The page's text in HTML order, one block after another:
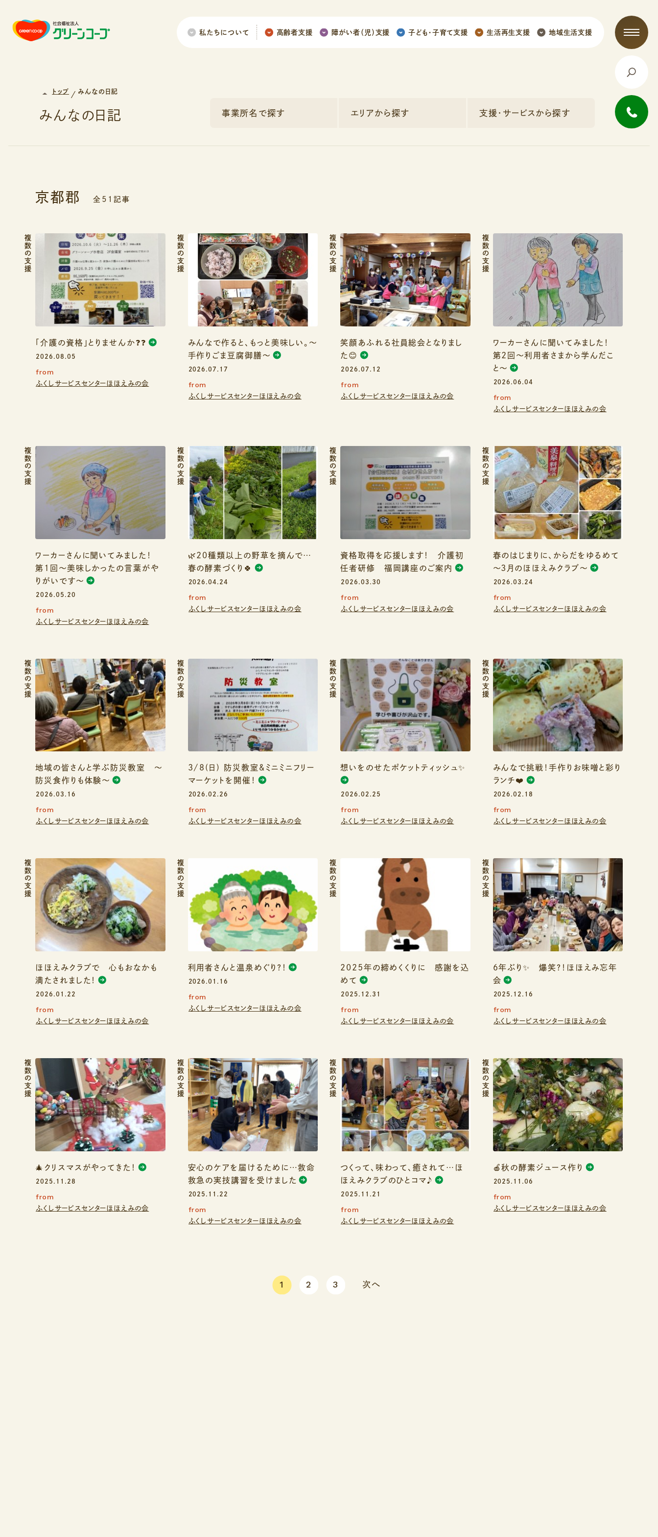
私たちについて 高齢者支援 障がい者（児）支援 子ども ・ 子育て支援 生活再生支援 地域生活支援
トップ みんなの日記
みんなの日記 事業所名で探す エリアから探す 支援・サービスから探す
京都郡 全51記事
「介護の資格」とりませんか❓❓
2026.08.05
from
ふくしサービスセンターほほえみの会
複数の支援
みんなで作ると、もっと美味しい。～
手作りごま豆腐御膳～
2026.07.17
from
ふくしサービスセンターほほえみの会
複数の支援
笑顔あふれる社員総会となりまし
た😊
2026.07.12
from
ふくしサービスセンターほほえみの会
複数の支援
ワーカーさんに聞いてみました！
第2回〜利用者さまから学んだこ
と〜
2026.06.04
from
ふくしサービスセンターほほえみの会
複数の支援
ワーカーさんに聞いてみました！
第1回〜美味しかったの言葉がや
りがいです〜
2026.05.20
from
ふくしサービスセンターほほえみの会
複数の支援
🌿20種類以上の野草を摘んで…
春の酵素づくり🍀
2026.04.24
from
ふくしサービスセンターほほえみの会
複数の支援
資格取得を応援します！ 介護初
任者研修 福岡講座のご案内
2026.03.30
from
ふくしサービスセンターほほえみの会
複数の支援
春のはじまりに、からだをゆるめて
〜3月のほほえみクラブ〜
2026.03.24
from
ふくしサービスセンターほほえみの会
複数の支援
地域の皆さんと学ぶ防災教室 〜
防災食作りも体験〜
2026.03.16
from
ふくしサービスセンターほほえみの会
複数の支援
3/8(日) 防災教室&ミニミニフリー
マーケットを開催！
2026.02.26
from
ふくしサービスセンターほほえみの会
複数の支援
想いをのせたポケットティッシュ✨
2026.02.25
from
ふくしサービスセンターほほえみの会
複数の支援
みんなで挑戦！手作りお味噌と彩り
ランチ❤️
2026.02.18
from
ふくしサービスセンターほほえみの会
複数の支援
ほほえみクラブで 心もおなかも
満たされました！
2026.01.22
from
ふくしサービスセンターほほえみの会
複数の支援
利用者さんと温泉めぐり？！
2026.01.16
from
ふくしサービスセンターほほえみの会
複数の支援
2025年の締めくくりに 感謝を込
めて
2025.12.31
from
ふくしサービスセンターほほえみの会
複数の支援
6年ぶり✨ 爆笑？！ほほえみ忘年
会
2025.12.16
from
ふくしサービスセンターほほえみの会
複数の支援
🎄クリスマスがやってきた！
2025.11.28
from
ふくしサービスセンターほほえみの会
複数の支援
安心のケアを届けるために…救命
救急の実技講習を受けました
2025.11.22
from
ふくしサービスセンターほほえみの会
複数の支援
つくって、味わって、癒されて…ほ
ほえみクラブのひとコマ♪
2025.11.21
from
ふくしサービスセンターほほえみの会
複数の支援
🍎秋の酵素ジュース作り
2025.11.06
from
ふくしサービスセンターほほえみの会
複数の支援
1 2 3 次へ